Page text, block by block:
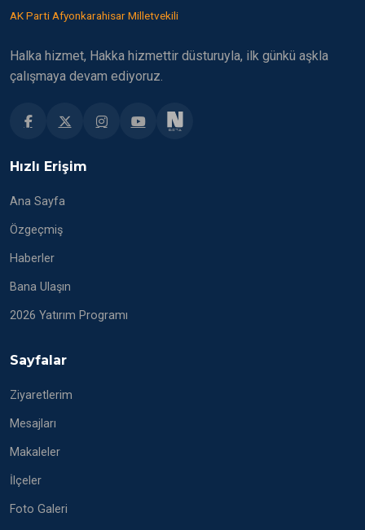
AK Parti Afyonkarahisar Milletvekili
Halka hizmet, Hakka hizmettir düsturuyla, ilk günkü aşkla
çalışmaya devam ediyoruz.
Hızlı Erişim
Ana Sayfa
Özgeçmiş
Haberler
Bana Ulaşın
2026 Yatırım Programı
Sayfalar
Ziyaretlerim
Mesajları
Makaleler
İlçeler
Foto Galeri